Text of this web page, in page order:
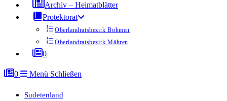
Archiv – Heimatblätter
Protektorat
Oberlandratsbezirk Böhmen
Oberlandratsbezirk Mähren
0
0 Menü Schließen
Sudetenland